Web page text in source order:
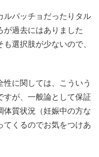
ルパッチョだったりタル
が過去にはありました
選択肢が少ないので、
に関しては、こういう
すが、一般論として保証
体質状況（妊娠中の方な
てくるのでお気をつけあ